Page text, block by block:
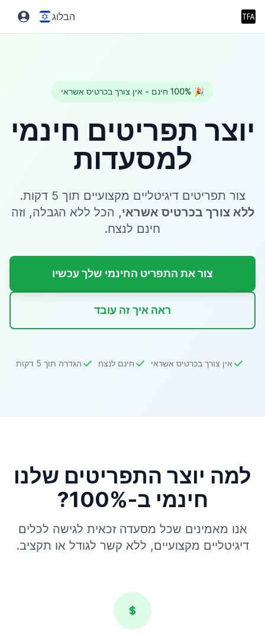
הבלוג
🎉 100% חינם - אין צורך בכרטיס אשראי
יוצר תפריטים חינמי
למסעדות
צור תפריטים דיגיטליים מקצועיים תוך 5 דקות.
ללא צורך בכרטיס אשראי, הכל ללא הגבלה, וזה
חינם לנצח.
צור את התפריט החינמי שלך עכשיו
ראה איך זה עובד
אין צורך בכרטיס אשראי חינם לנצח הגדרה תוך 5 דקות
למה יוצר התפריטים שלנו
חינמי ב-100%?
אנו מאמינים שכל מסעדה זכאית לגישה לכלים
דיגיטליים מקצועיים, ללא קשר לגודל או תקציב.